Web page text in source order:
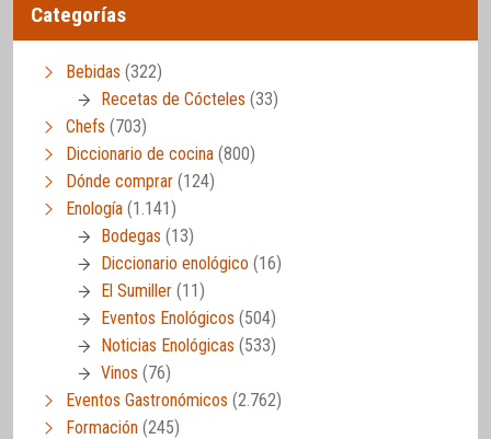
Categorías
Bebidas (322)
Recetas de Cócteles (33)
Chefs (703)
Diccionario de cocina (800)
Dónde comprar (124)
Enología (1.141)
Bodegas (13)
Diccionario enológico (16)
El Sumiller (11)
Eventos Enológicos (504)
Noticias Enológicas (533)
Vinos (76)
Eventos Gastronómicos (2.762)
Formación (245)